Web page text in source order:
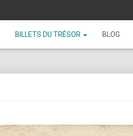
BILLETS DU TRÉSOR BLOG